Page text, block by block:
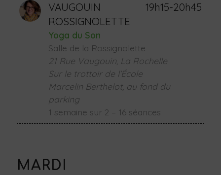
VAUGOUIN
ROSSIGNOLETTE
19h15-20h45
Yoga du Son
Salle de la Rossignolette
21 Rue Vaugouin, La Rochelle
Sur le trottoir de l’École
Marcelin Berthelot, au fond du
parking
1 semaine sur 2 – 16 séances
MARDI